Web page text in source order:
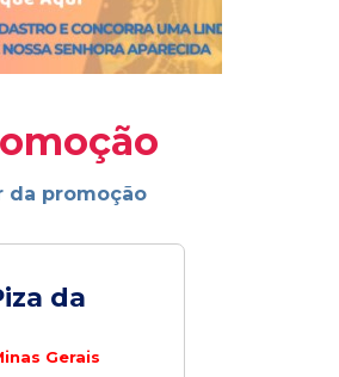
da promoção
da
Gerais